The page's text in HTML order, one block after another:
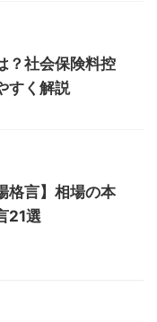
？社会保険料控
すく解説
格言】相場の本
21選